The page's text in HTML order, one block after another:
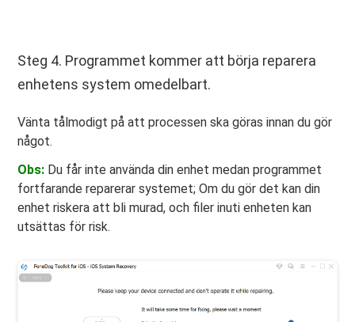
Steg 4. Programmet kommer att börja reparera
enhetens system omedelbart.
Vänta tålmodigt på att processen ska göras innan du gör
något.
Obs: Du får inte använda din enhet medan programmet
fortfarande reparerar systemet; Om du gör det kan din
enhet riskera att bli murad, och filer inuti enheten kan
utsättas för risk.